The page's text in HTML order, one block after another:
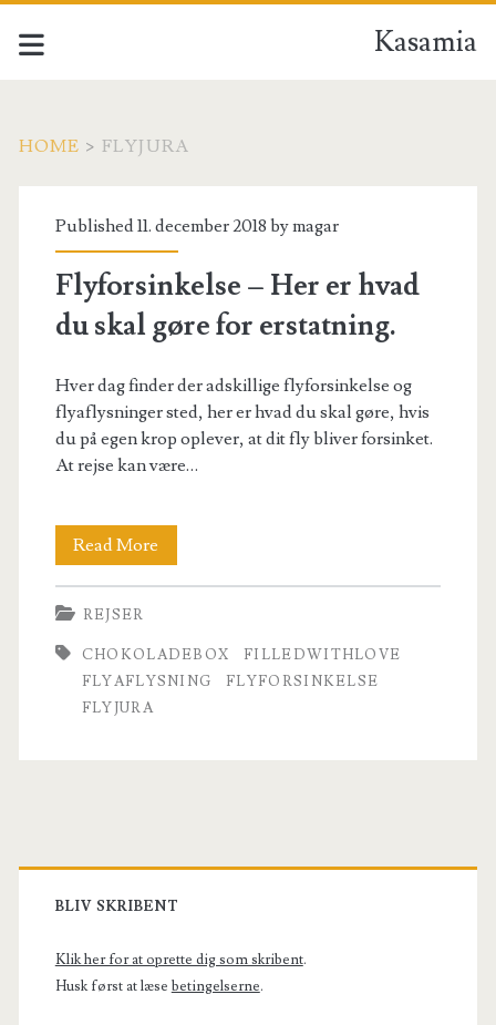
Kasamia
HOME > FLYJURA
Tag:
<span>flyjura</span>
Published 11. december 2018 bymagar
Flyforsinkelse – Her er hvad
du skal gøre for erstatning.
Hver dag finder der adskillige flyforsinkelse og
flyaflysninger sted, her er hvad du skal gøre, hvis
du på egen krop oplever, at dit fly bliver forsinket.
At rejse kan være…
Read More
–
er
for
erstatning.
REJSER
CHOKOLADEBOX
FILLEDWITHLOVE
FLYAFLYSNING
FLYFORSINKELSE
FLYJURA
Primary
Sidebar
BLIV SKRIBENT
Klik her for at oprette dig som skribent.
Husk først at læse betingelserne.